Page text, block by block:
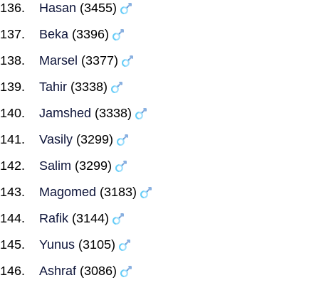
Hasan (3455)
Beka (3396)
Marsel (3377)
Tahir (3338)
Jamshed (3338)
Vasily (3299)
Salim (3299)
Magomed (3183)
Rafik (3144)
Yunus (3105)
Ashraf (3086)